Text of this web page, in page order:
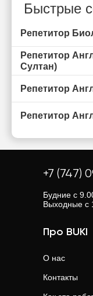
Быстрые
Репетитор
Репетитор
Султан)
Репетитор
Репетитор
+7 (747)
Будние с
Выходные с
Про BUKI
О нас
Контакты